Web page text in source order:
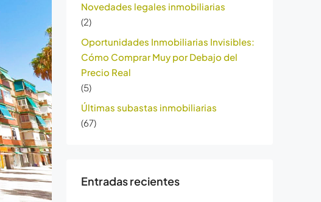
Novedades legales inmobiliarias
(2)
Oportunidades Inmobiliarias Invisibles:
Cómo Comprar Muy por Debajo del
Precio Real
(5)
Últimas subastas inmobiliarias
(67)
Entradas recientes